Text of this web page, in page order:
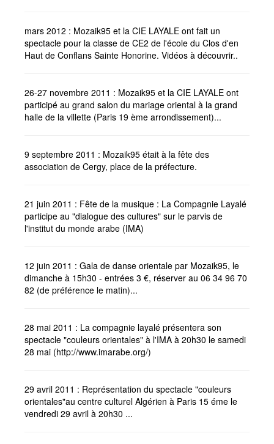
mars 2012 : Mozaik95 et la CIE LAYALE ont fait un
spectacle pour la classe de CE2 de l'école du Clos d'en
Haut de Conflans Sainte Honorine. Vidéos à découvrir..
26-27 novembre 2011 : Mozaik95 et la CIE LAYALE ont
participé au grand salon du mariage oriental à la grand
halle de la villette (Paris 19 ème arrondissement)...
9 septembre 2011 : Mozaik95 était à la fête des
association de Cergy, place de la préfecture.
21 juin 2011 : Fête de la musique : La Compagnie Layalé
participe au "dialogue des cultures" sur le parvis de
l'institut du monde arabe (IMA)
12 juin 2011 : Gala de danse orientale par Mozaik95, le
dimanche à 15h30 - entrées 3 €, réserver au 06 34 96 70
82 (de préférence le matin)...
28 mai 2011 : La compagnie layalé présentera son
spectacle "couleurs orientales" à l'IMA à 20h30 le samedi
28 mai (http://www.imarabe.org/)
29 avril 2011 : Représentation du spectacle "couleurs
orientales"au centre culturel Algérien à Paris 15 éme le
vendredi 29 avril à 20h30 ...